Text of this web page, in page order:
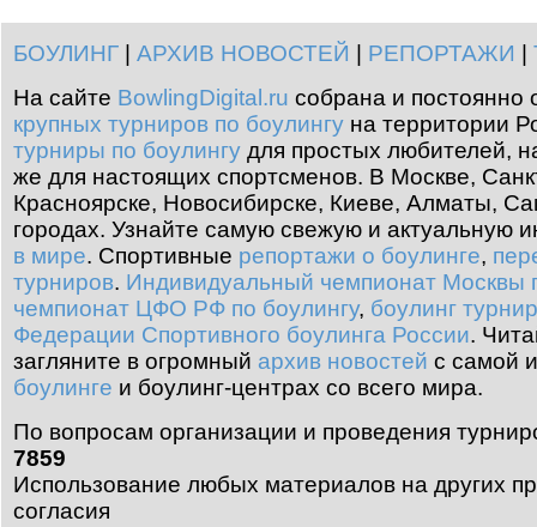
БОУЛИНГ АРХИВ НОВОСТЕЙ РЕПОРТАЖИ
На сайте BowlingDigital.ru собрана и постоянно
крупных турниров по боулингу на территории
турниры по боулингу для простых любителей,
же для настоящих спортсменов. В Москве,
Красноярске, Новосибирске, Киеве, Алматы,
городах. Узнайте самую свежую и
в мире. Спортивные репортажи о боулинге,
турниров. Индивидуальный чемпионат Москвы
чемпионат ЦФО РФ по боулингу, боулинг
Федерации Спортивного боулинга России.
загляните в огромный архив новостей с самой
боулинге и боулинг-центрах со всего мира.
По вопросам организации и проведения
7859
Использование любых материалов на других
согласия